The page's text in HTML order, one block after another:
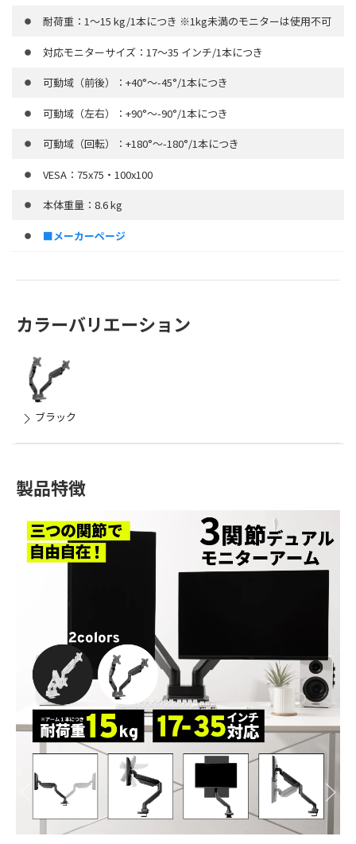
耐荷重：1～15 kg/1本につき ※1kg未満のモニターは使用不可
対応モニターサイズ：17～35 インチ/1本につき
可動域（前後）：+40°～-45°/1本につき
可動域（左右）：+90°～-90°/1本につき
可動域（回転）：+180°～-180°/1本につき
VESA：75x75・100x100
本体重量：8.6 kg
■メーカーページ
カラーバリエーション
ブラック
製品特徴